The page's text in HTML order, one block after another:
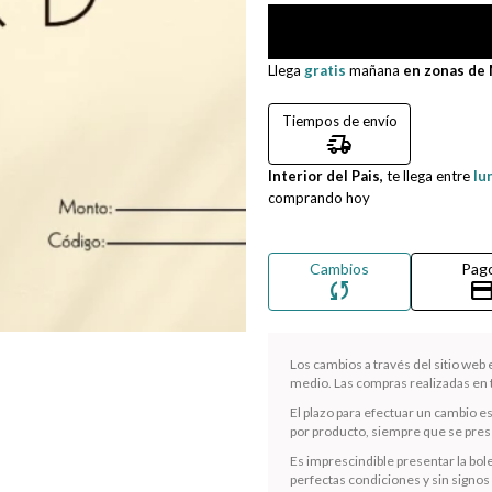
Llega gratis mañana en zonas
Tiempos de envío
delivery_truck_speed
Interior del Pais, te llega entre
comprando hoy
Cambios
sync credit_card
Los cambios a través del sitio
medio. Las compras realizadas
El plazo para efectuar un cambio
por producto, siempre que se
Es imprescindible presentar la
perfectas condiciones y sin